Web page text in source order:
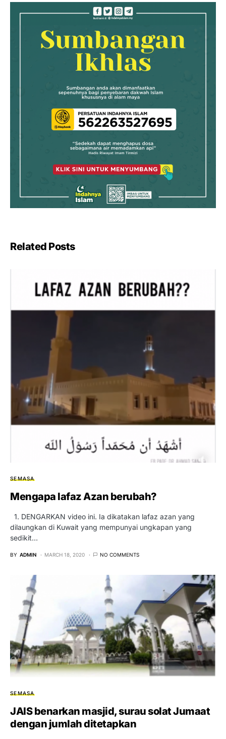
Related Posts
SEMASA
Mengapa lafaz Azan berubah?
1. DENGARKAN video ini. Ia dikatakan lafaz azan yang
dilaungkan di Kuwait yang mempunyai ungkapan yang
sedikit…
BY ADMIN MARCH 18, 2020 NO COMMENTS
SEMASA
JAIS benarkan masjid, surau solat Jumaat
dengan jumlah ditetapkan